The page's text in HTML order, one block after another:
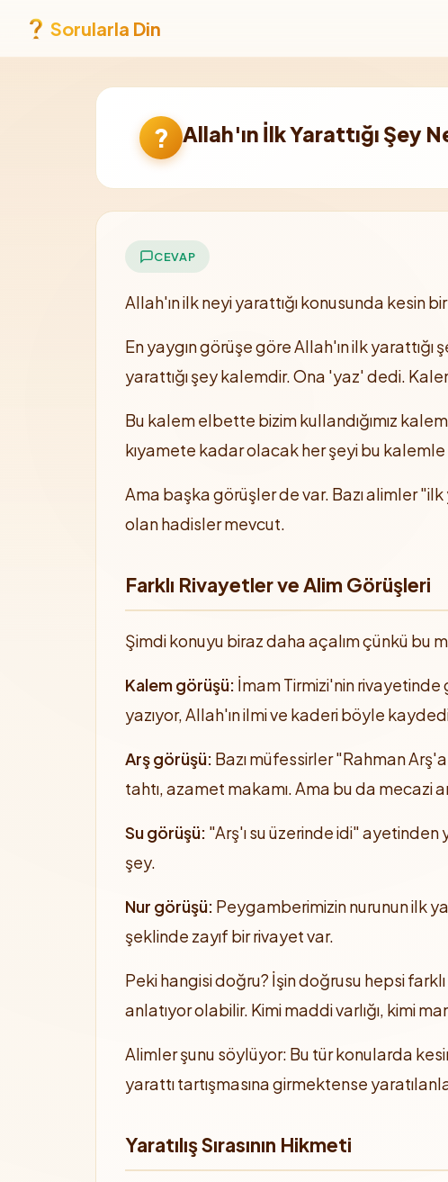
Sorularla Din
? Allah'ın İlk Yarattığı Şey
CEVAP
Allah'ın ilk neyi yarattığı konusunda kesin
En yaygın görüşe göre Allah'ın ilk
yarattığı şey kalemdir. Ona 'yaz' dedi.
Bu kalem elbette bizim kullandığımız
kıyamete kadar olacak her şeyi bu kalemle
Ama başka görüşler de var. Bazı alimler "ilk
olan hadisler mevcut.
Farklı Rivayetler ve Alim Görüşleri
Şimdi konuyu biraz daha açalım çünkü bu
Kalem görüşü: İmam Tirmizi'nin rivayetinde
yazıyor, Allah'ın ilmi ve kaderi böyle
Arş görüşü: Bazı müfessirler "Rahman
tahtı, azamet makamı. Ama bu da mecazi
Su görüşü: "Arş'ı su üzerinde idi" ayetinden
şey.
Nur görüşü: Peygamberimizin nurunun ilk
şeklinde zayıf bir rivayet var.
Peki hangisi doğru? İşin doğrusu hepsi
anlatıyor olabilir. Kimi maddi varlığı, kimi
Alimler şunu söylüyor: Bu tür konularda
yarattı tartışmasına girmektense
Yaratılış Sırasının Hikmeti